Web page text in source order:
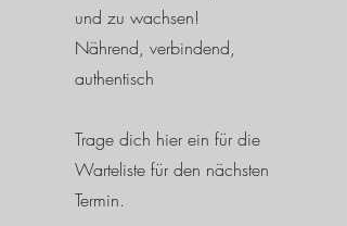
und zu wachsen!
Nährend, verbindend,
authentisch
Trage dich hier ein für die
Warteliste für den nächsten
Termin.